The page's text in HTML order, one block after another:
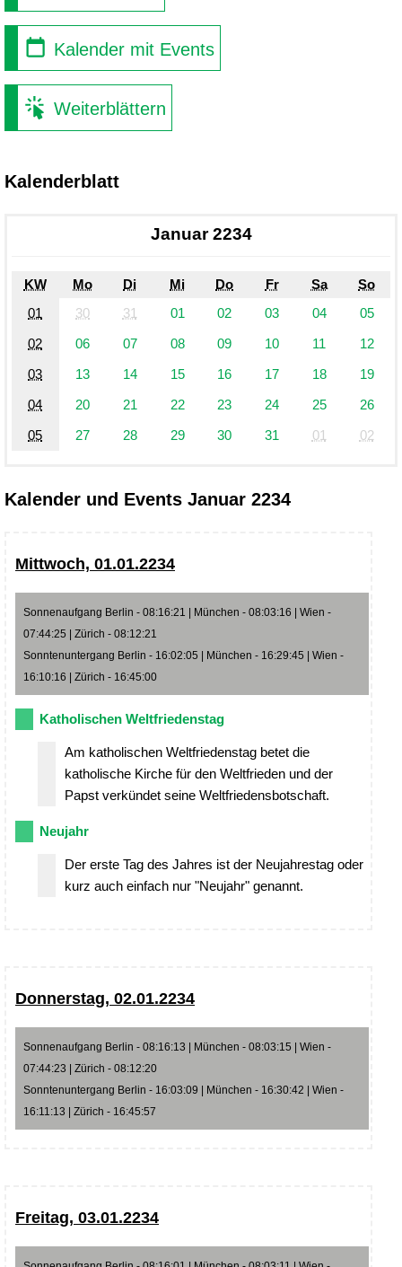
Kalender mit Events
Weiterblättern
Kalenderblatt
Januar 2234
KW Mo Di Mi Do Fr Sa
So
01
30 31 01 02 03 04
05
02
06 07 08 09 10 11
12
03
13 14 15 16 17 18
19
04
20 21 22 23 24 25
26
05
27 28 29 30 31 01 02
Kalender und Events Januar 2234
Mittwoch, 01.01.2234
Sonnenaufgang Berlin - 08:16:21 | München - 08:03:16 | Wien -
07:44:25 | Zürich - 08:12:21
Sonntenuntergang Berlin - 16:02:05 | München - 16:29:45 | Wien -
16:10:16 | Zürich - 16:45:00
Katholischen Weltfriedenstag
Am katholischen Weltfriedenstag betet die
katholische Kirche für den Weltfrieden und der
Papst verkündet seine Weltfriedensbotschaft.
Neujahr
Der erste Tag des Jahres ist der Neujahrestag oder
kurz auch einfach nur "Neujahr" genannt.
Donnerstag, 02.01.2234
Sonnenaufgang Berlin - 08:16:13 | München - 08:03:15 | Wien -
07:44:23 | Zürich - 08:12:20
Sonntenuntergang Berlin - 16:03:09 | München - 16:30:42 | Wien -
16:11:13 | Zürich - 16:45:57
Freitag, 03.01.2234